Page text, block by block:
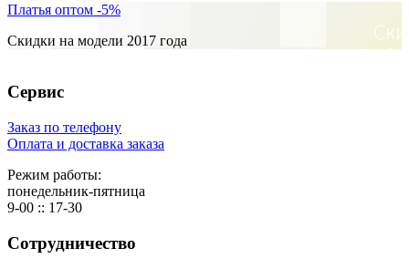
Платья оптом -5%
Скидки на модели 2017 года
Сервис
Заказ по телефону
Оплата и доставка заказа
Режим работы:
понедельник-пятница
9-00 :: 17-30
Сотрудничество